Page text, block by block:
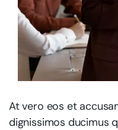
At vero eos et
dignissimos ducimus